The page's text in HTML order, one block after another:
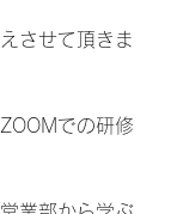
させて頂きま
での研修